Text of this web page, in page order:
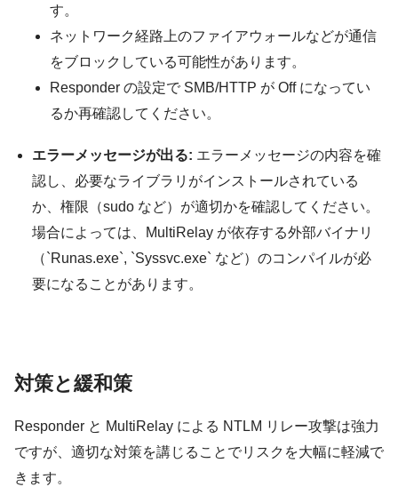
す。
ネットワーク経路上のファイアウォールなどが通信
をブロックしている可能性があります。
Responder の設定で SMB/HTTP が Off になってい
るか再確認してください。
エラーメッセージが出る: エラーメッセージの内容を確
認し、必要なライブラリがインストールされている
か、権限（sudo など）が適切かを確認してください。
場合によっては、MultiRelay が依存する外部バイナリ
（`Runas.exe`, `Syssvc.exe` など）のコンパイルが必
要になることがあります。
対策と緩和策
Responder と MultiRelay による NTLM リレー攻撃は強力
ですが、適切な対策を講じることでリスクを大幅に軽減で
きます。